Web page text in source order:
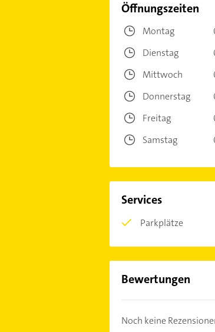
Öffnungszeiten
Montag
Dienstag
Mittwoch
Donnerstag
Freitag
Samstag
Services
Parkplätze
Bewertungen
Noch keine